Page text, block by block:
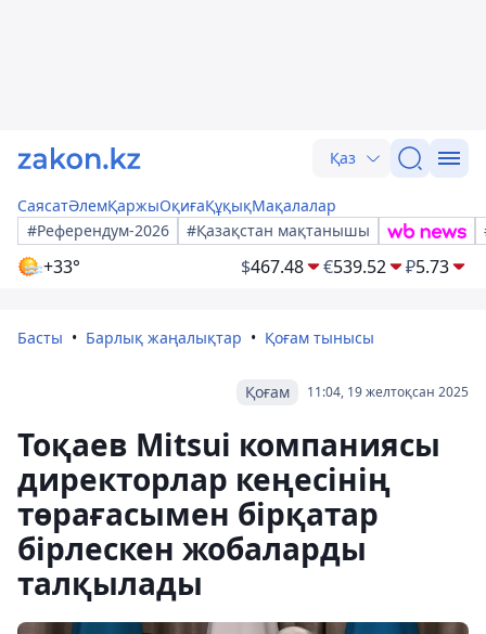
Қаз
СаясатӘлемҚаржыОқиғаҚұқықМақалалар
#Референдум-2026
#Қазақстан мақтанышы
+33° $467.48 €539.52 ₽5.73
Басты Барлық жаңалықтар Қоғам тынысы
11:04, 19 желтоқсан 2025
Қоғам
Тоқаев Mitsui компаниясы
директорлар кеңесінің
төрағасымен бірқатар
бірлескен жобаларды
талқылады